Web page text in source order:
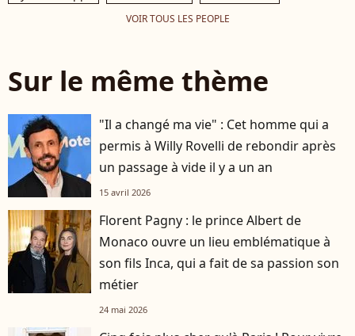
VOIR TOUS LES PEOPLE
Sur le même thème
"Il a changé ma vie" : Cet homme qui a
permis à Willy Rovelli de rebondir après
un passage à vide il y a un an
15 avril 2026
Florent Pagny : le prince Albert de
Monaco ouvre un lieu emblématique à
son fils Inca, qui a fait de sa passion son
métier
24 mai 2026